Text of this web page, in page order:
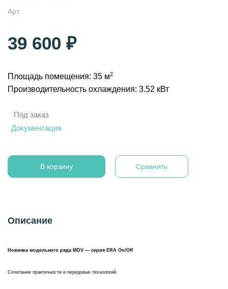
Арт.
39 600 ₽
Площадь помещения: 35 м2
Производительность охлаждения: 3.52 кВт
Под заказ
Документация
В корзину Сравнить
Описание
Новинка модельного ряда MDV — серия ERA On/Off
Сочетание практичности и передовых технологий.